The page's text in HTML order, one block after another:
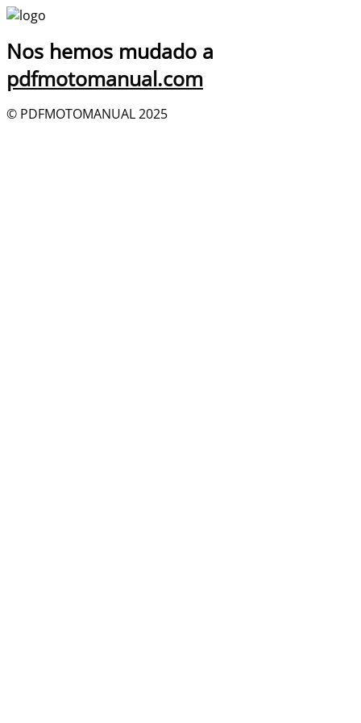
Nos hemos mudado a
pdfmotomanual.com
© PDFMOTOMANUAL 2025